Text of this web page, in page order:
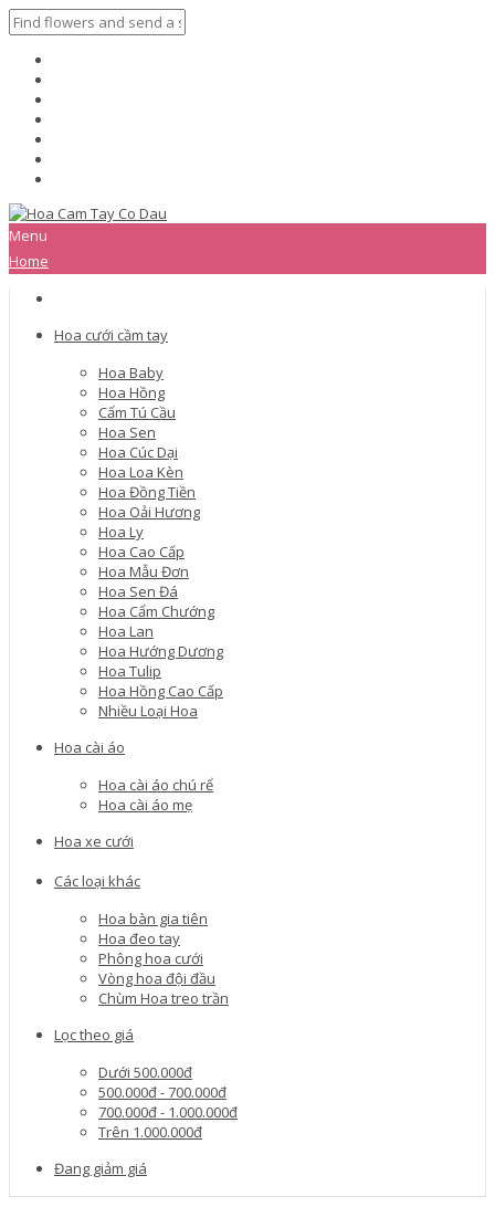
Menu
Home
Hoa cưới cầm tay
Hoa Baby
Hoa Hồng
Cẩm Tú Cầu
Hoa Sen
Hoa Cúc Dại
Hoa Loa Kèn
Hoa Đồng Tiền
Hoa Oải Hương
Hoa Ly
Hoa Cao Cấp
Hoa Mẫu Đơn
Hoa Sen Đá
Hoa Cẩm Chướng
Hoa Lan
Hoa Hướng Dương
Hoa Tulip
Hoa Hồng Cao Cấp
Nhiều Loại Hoa
Hoa cài áo
Hoa cài áo chú rể
Hoa cài áo mẹ
Hoa xe cưới
Các loại khác
Hoa bàn gia tiên
Hoa đeo tay
Phông hoa cưới
Vòng hoa đội đầu
Chùm Hoa treo trần
Lọc theo giá
Dưới 500.000đ
500.000đ - 700.000đ
700.000đ - 1.000.000đ
Trên 1.000.000đ
Đang giảm giá